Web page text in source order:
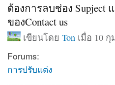
ต้องการลบช่อง Supject
ของContact us
เขียนโดย Ton เมื่อ 10 กุ
Forums:
การปรับแต่ง